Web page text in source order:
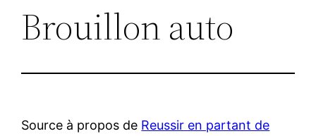
Brouillon auto
Source à propos de Reussir en partant de